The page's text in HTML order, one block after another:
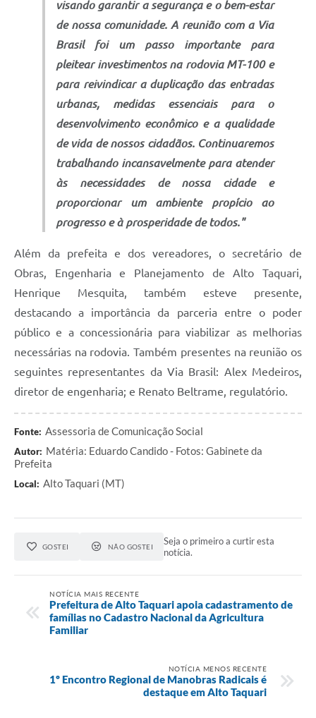
visando garantir a segurança e o bem-estar
de nossa comunidade. A reunião com a Via
Brasil foi um passo importante para
pleitear investimentos na rodovia MT-100 e
para reivindicar a duplicação das entradas
urbanas, medidas essenciais para o
desenvolvimento econômico e a qualidade
de vida de nossos cidadãos. Continuaremos
trabalhando incansavelmente para atender
às necessidades de nossa cidade e
proporcionar um ambiente propício ao
progresso e à prosperidade de todos."
Além da prefeita e dos vereadores, o secretário de
Obras, Engenharia e Planejamento de Alto Taquari,
Henrique Mesquita, também esteve presente,
destacando a importância da parceria entre o poder
público e a concessionária para viabilizar as melhorias
necessárias na rodovia. Também presentes na reunião os
seguintes representantes da Via Brasil: Alex Medeiros,
diretor de engenharia; e Renato Beltrame, regulatório.
Fonte: Assessoria de Comunicação Social
Autor: Matéria: Eduardo Candido - Fotos: Gabinete da
Prefeita
Local: Alto Taquari (MT)
GOSTEI NÃO GOSTEI
Seja o primeiro a curtir esta
notícia.
NOTÍCIA MAIS RECENTE
Prefeitura de Alto Taquari apoia cadastramento de
famílias no Cadastro Nacional da Agricultura
Familiar
NOTÍCIA MENOS RECENTE
1º Encontro Regional de Manobras Radicais é
destaque em Alto Taquari